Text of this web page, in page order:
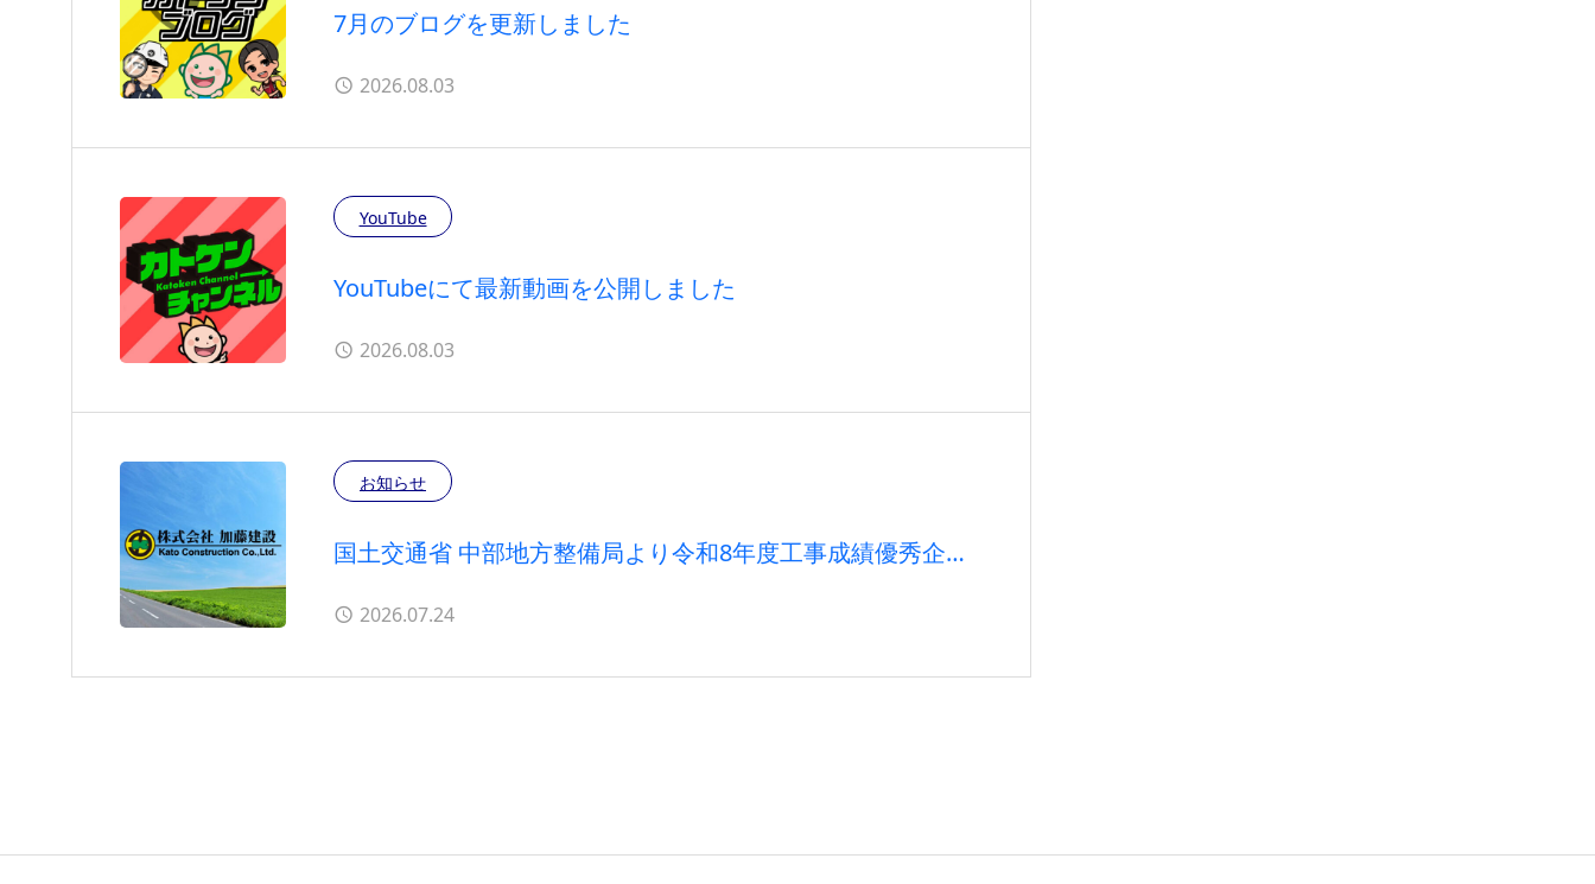
7月のブログを更新しました
2026.08.03
YouTube
YouTubeにて最新動画を公開しました
2026.08.03
お知らせ
国土交通省 中部地方整備局より令和8年度工事成績優秀企業
2026.07.24